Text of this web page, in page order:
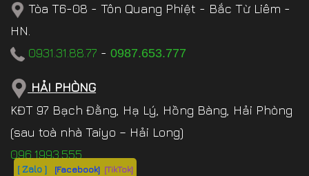
[ Zalo ] [Facebook] [TikTok]
Tòa T6-08 - Tôn Quang Phiệt - Bắc Từ Liêm -
HN.
0931.31.88.77 - 0987.653.777
HẢI PHÒNG
KĐT 97 Bạch Đằng, Hạ Lý, Hồng Bàng, Hải Phòng
(sau toà nhà Taiyo – Hải Long)
096.1993.555